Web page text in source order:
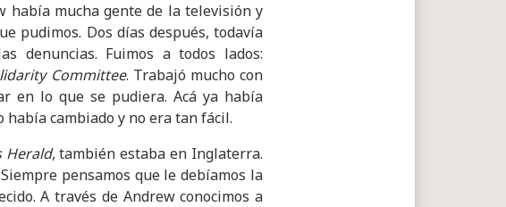
había mucha gente de la televisión y
pudimos. Dos días después, todavía
denuncias. Fuimos a todos lados:
Committee. Trabajó mucho con
en lo que se pudiera. A​cá ya había
cambiado y no era tan fácil.
Herald, también estaba en Inglaterra.
pensamos que le debíamos la
A través de Andrew conocimos a